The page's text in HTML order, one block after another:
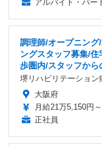
アルバイト・パー
調理師/オープニン
ングスタッフ募集/
歩圏内/スタッフから
堺リハビリテーション
大阪府
月給21万5,150円
正社員